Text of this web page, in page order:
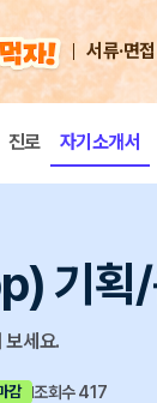
서류·면
진로 자기소개서
기획/
보세요.
감 조회수 417